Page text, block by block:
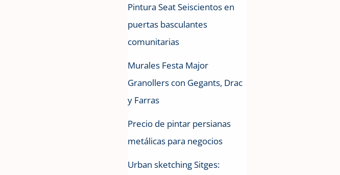
Pintura Seat Seiscientos en
puertas basculantes
comunitarias
Murales Festa Major
Granollers con Gegants, Drac
y Farras
Precio de pintar persianas
metálicas para negocios
Urban sketching Sitges: